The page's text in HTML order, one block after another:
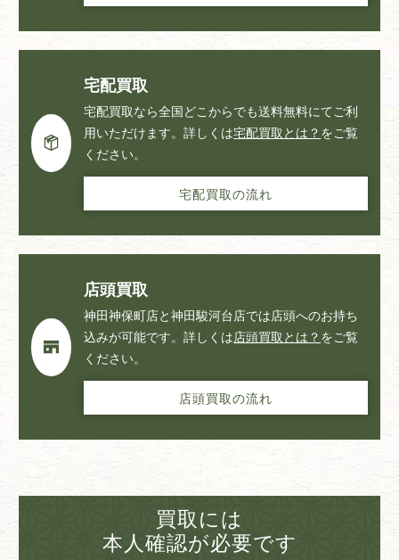
宅配買取
宅配買取なら全国どこからでも送料無料にてご利
用いただけます。詳しくは宅配買取とは？ をご覧
ください。
宅配買取の流れ
店頭買取
神田神保町店と神田駿河台店では店頭へのお持ち
込みが可能です。詳しくは店頭買取とは？ をご覧
ください。
店頭買取の流れ
買取には
本人確認が必要です